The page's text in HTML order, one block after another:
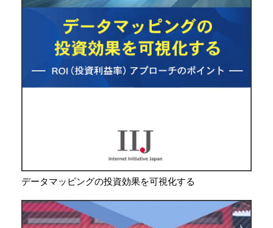
データマッピングの投資効果を可視化する